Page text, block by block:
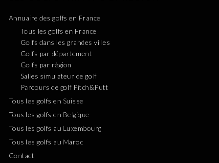
Annuaire des golfs en France
Tous les golfs en France
Golfs dans les grandes villes
Golfs par département
Golfs par région
Salles simulateur de golf
Parcours de golf Pitch&Putt
Tous les golfs en Suisse
Tous les golfs en Belgique
Tous les golfs au Luxembourg
Tous les golfs au Maroc
Contact